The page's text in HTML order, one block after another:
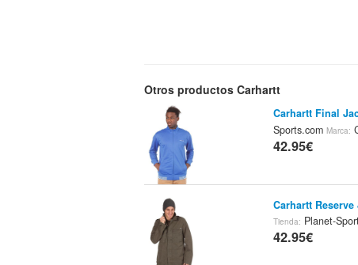
Otros productos Carhartt
Carhartt Final
Sports.comMarca:
42.95€
Carhartt
Tienda: Planet-
42.95€